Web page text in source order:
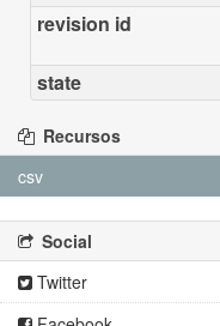
revision id
state
Recursos
csv
Social
Twitter